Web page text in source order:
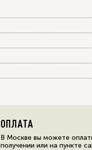
ОПЛАТА
В Москве вы можете
получении или на пункте